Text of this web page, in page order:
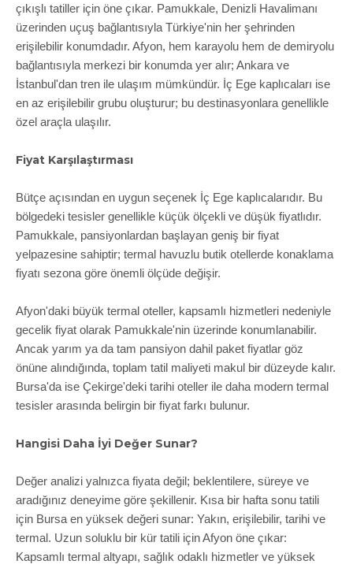
çıkışlı tatiller için öne çıkar. Pamukkale, Denizli Havalimanı
üzerinden uçuş bağlantısıyla Türkiye'nin her şehrinden
erişilebilir konumdadır. Afyon, hem karayolu hem de demiryolu
bağlantısıyla merkezi bir konumda yer alır; Ankara ve
İstanbul'dan tren ile ulaşım mümkündür. İç Ege kaplıcaları ise
en az erişilebilir grubu oluşturur; bu destinasyonlara genellikle
özel araçla ulaşılır.
Fiyat Karşılaştırması
Bütçe açısından en uygun seçenek İç Ege kaplıcalarıdır. Bu
bölgedeki tesisler genellikle küçük ölçekli ve düşük fiyatlıdır.
Pamukkale, pansiyonlardan başlayan geniş bir fiyat
yelpazesine sahiptir; termal havuzlu butik otellerde konaklama
fiyatı sezona göre önemli ölçüde değişir.
Afyon'daki büyük termal oteller, kapsamlı hizmetleri nedeniyle
gecelik fiyat olarak Pamukkale'nin üzerinde konumlanabilir.
Ancak yarım ya da tam pansiyon dahil paket fiyatlar göz
önüne alındığında, toplam tatil maliyeti makul bir düzeyde kalır.
Bursa'da ise Çekirge'deki tarihi oteller ile daha modern termal
tesisler arasında belirgin bir fiyat farkı bulunur.
Hangisi Daha İyi Değer Sunar?
Değer analizi yalnızca fiyata değil; beklentilere, süreye ve
aradığınız deneyime göre şekillenir. Kısa bir hafta sonu tatili
için Bursa en yüksek değeri sunar: Yakın, erişilebilir, tarihi ve
termal. Uzun soluklu bir kür tatili için Afyon öne çıkar:
Kapsamlı termal altyapı, sağlık odaklı hizmetler ve yüksek